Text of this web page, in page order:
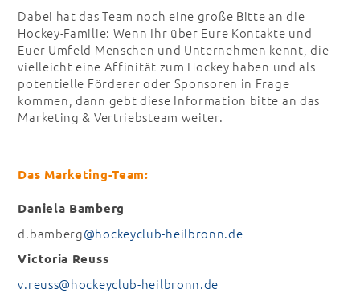
Dabei hat das Team noch eine große Bitte an die
Hockey-Familie: Wenn Ihr über Eure Kontakte und
Euer Umfeld Menschen und Unternehmen kennt, die
vielleicht eine Affinität zum Hockey haben und als
potentielle Förderer oder Sponsoren in Frage
kommen, dann gebt diese Information bitte an das
Marketing & Vertriebsteam weiter.
Das Marketing-Team:
Daniela Bamberg
d.bamberg@hockeyclub-heilbronn.de
Victoria Reuss
v.reuss@hockeyclub-heilbronn.de